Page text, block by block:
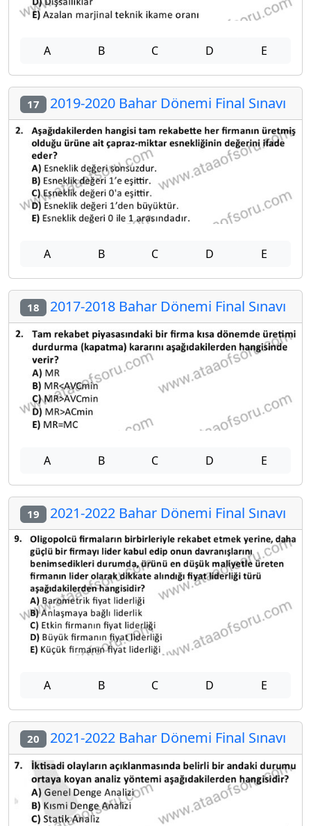
A B C D E
17 2019-2020 Bahar Dönemi Final Sınavı
A B C D E
18 2017-2018 Bahar Dönemi Final Sınavı
A B C D E
19 2021-2022 Bahar Dönemi Final Sınavı
A B C D E
20 2021-2022 Bahar Dönemi Final Sınavı